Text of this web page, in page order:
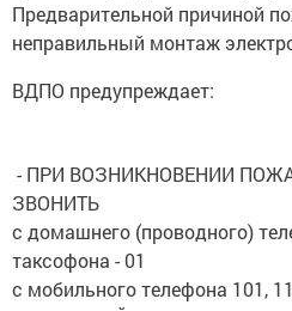
Предварительной причиной
неправильный монтаж
ВДПО предупреждает:
- ПРИ ВОЗНИКНОВЕНИИ
ЗВОНИТЬ
с домашнего (проводного)
таксофона - 01
с мобильного телефона 101,